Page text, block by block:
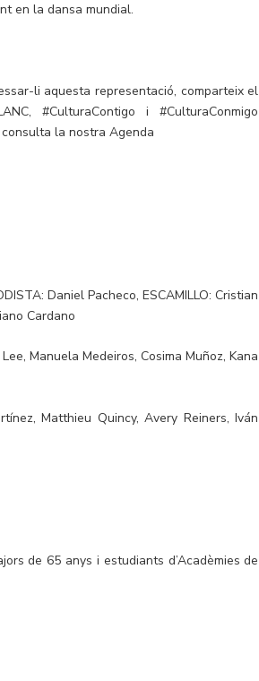
en la dansa mundial.
li aquesta representació, comparteix el
#CulturaContigo i #CulturaConmigo
la nostra Agenda
Daniel Pacheco, ESCAMILLO: Cristian
Cardano
Manuela Medeiros, Cosima Muñoz, Kana
Matthieu Quincy, Avery Reiners, Iván
de 65 anys i estudiants d’Acadèmies de